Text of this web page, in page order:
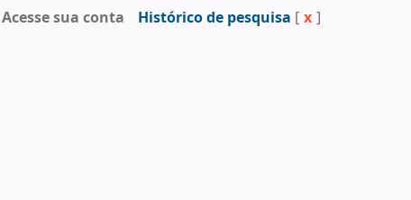
Acesse sua conta Histórico de pesquisa [ x ]